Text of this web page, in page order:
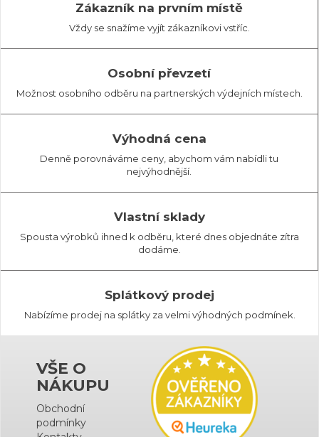
Zákazník na prvním místě
Vždy se snažíme vyjít zákazníkovi vstříc.
Osobní převzetí
Možnost osobního odběru na partnerských výdejních místech.
Výhodná cena
Denně porovnáváme ceny, abychom vám nabídli tu
nejvýhodnější.
Vlastní sklady
Spousta výrobků ihned k odběru, které dnes objednáte zítra
dodáme.
Splátkový prodej
Nabízíme prodej na splátky za velmi výhodných podmínek.
VŠE O
NÁKUPU
Obchodní
podmínky